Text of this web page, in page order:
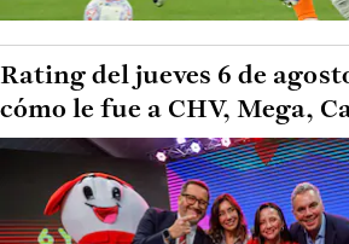
Rating del jueves 6 de
cómo le fue a CHV, Mega,